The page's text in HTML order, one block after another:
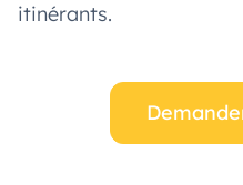
itinérants.